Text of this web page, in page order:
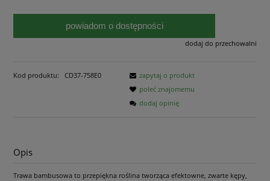
powiadom o dostępności
dodaj do przechowalni
Kod produktu: CD37-758E0
zapytaj o produkt
poleć znajomemu
dodaj opinię
Opis
Trawa bambusowa to przepiękna roślina tworząca efektowne, zwarte kępy,